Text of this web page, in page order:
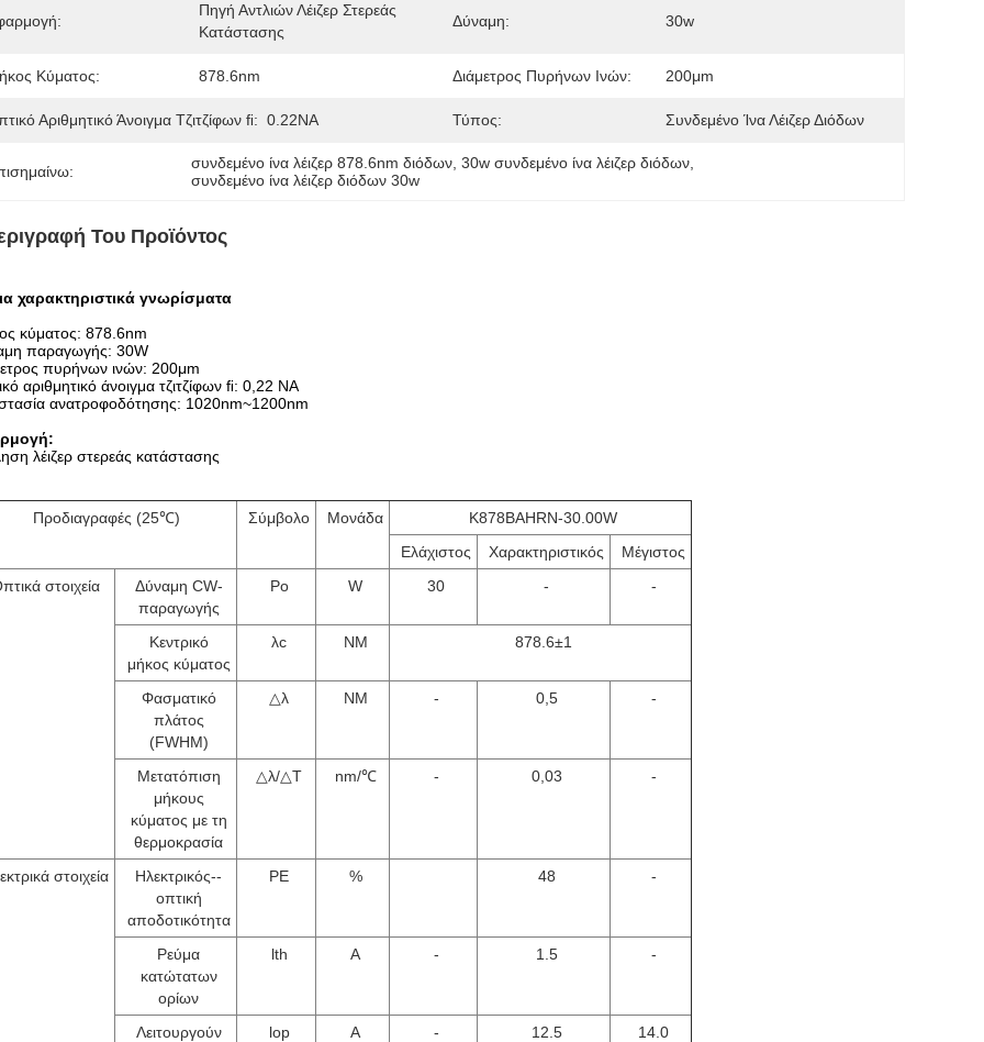
Πηγή Αντλιών Λέιζερ Στερεάς
Κατάστασης
Δύναμη: 30w
Κύματος: 878.6nm Διάμετρος Πυρήνων Ινών: 200μm
Αριθμητικό Άνοιγμα Τζιτζίφων FI: 0.22NA Τύπος: Συνδεμένο Ίνα Λέιζερ Διόδων
συνδεμένο ίνα λέιζερ 878.6nm διόδων , 30w συνδεμένο ίνα λέιζερ διόδων
συνδεμένο ίνα λέιζερ διόδων 30w
Του Προϊόντος
χαρακτηριστικά γνωρίσματα
κύματος: 878.6nm
παραγωγής: 30W
πυρήνων ινών: 200μm
αριθμητικό άνοιγμα τζιτζίφων ﬁ: 0,22 NA
ανατροφοδότησης: 1020nm~1200nm
λέιζερ στερεάς κατάστασης
Προδιαγραφές (25℃) Σύμβολο Μονάδα
K878BAHRN-30.00W
Ελάχιστος
Χαρακτηριστικός
Μέγιστος
στοιχεία
Δύναμη CW-
παραγωγής
Po W 30 - -
Κεντρικό
μήκος κύματος
λc NM 878.6±1
Φασματικό
πλάτος
(FWHM)
△λ NM - 0,5 -
Μετατόπιση
μήκους
κύματος με τη
θερμοκρασία
△λ/△T nm/℃ - 0,03 -
στοιχεία
Ηλεκτρικός--
οπτική
αποδοτικότητα
PE % 48 -
Ρεύμα
κατώτατων
ορίων
lth Α - 1.5 -
Λειτουργούν
lop Α - 12.5 14.0